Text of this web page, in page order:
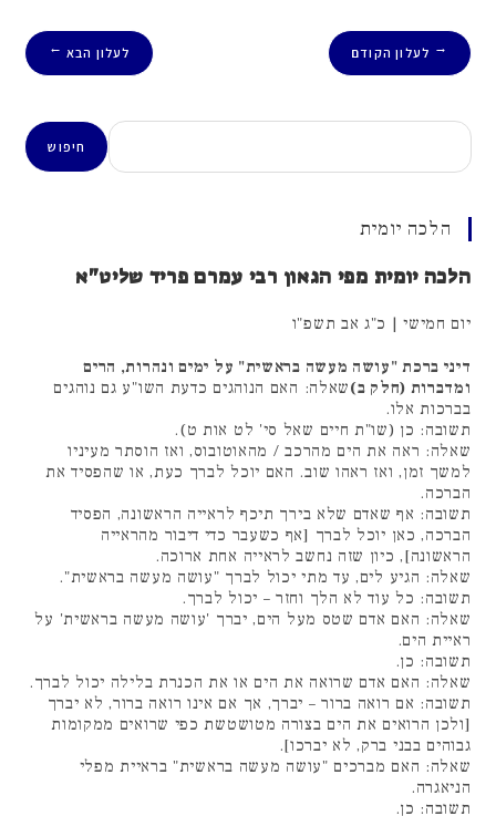
← לעלון הקודם לעלון הבא →
חיפוש
חיפוש
הלכה יומית
הלכה יומית מפי הגאון רבי עמרם פריד שליט"א
יום חמישי | כ"ג אב תשפ"ו
דיני ברכת "עושה מעשה בראשית" על ימים ונהרות, הרים
ומדברות (חלק ב)שאלה: האם הנוהגים כדעת השו"ע גם נוהגים
בברכות אלו.
תשובה: כן (שו"ת חיים שאל סי' לט אות ט).
שאלה: ראה את הים מהרכב / מהאוטובוס, ואז הוסתר מעיניו
למשך זמן, ואז ראהו שוב. האם יוכל לברך כעת, או שהפסיד את
הברכה.
תשובה: אף שאדם שלא בירך תיכף לראייה הראשונה, הפסיד
הברכה, כאן יוכל לברך [אף כשעבר כדי דיבור מהראייה
הראשונה], כיון שזה נחשב לראייה אחת ארוכה.
שאלה: הגיע לים, עד מתי יכול לברך "עושה מעשה בראשית".
תשובה: כל עוד לא הלך וחזר – יכול לברך.
שאלה: האם אדם שטס מעל הים, יברך 'עושה מעשה בראשית' על
ראיית הים.
תשובה: כן.
שאלה: האם אדם שרואה את הים או את הכנרת בלילה יכול לברך.
תשובה: אם רואה ברור – יברך, אך אם אינו רואה ברור, לא יברך
[ולכן הרואים את הים בצורה מטושטשת כפי שרואים ממקומות
גבוהים בבני ברק, לא יברכו].
שאלה: האם מברכים "עושה מעשה בראשית" בראיית מפלי
הניאגרה.
תשובה: כן.